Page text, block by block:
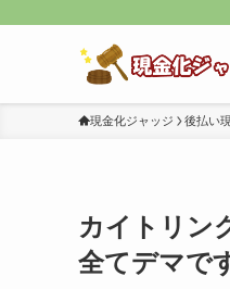
現金化ジャッジ 後払い
カイトリン
全てデマで